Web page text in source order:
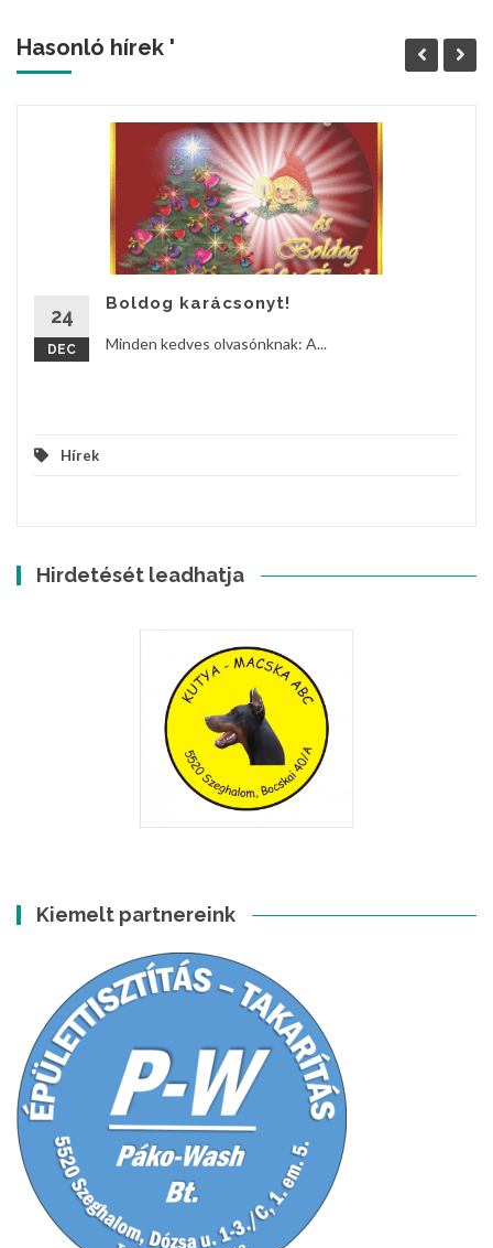
Hasonló hírek '
24
DEC
Boldog karácsonyt!
Minden kedves olvasónknak: A...
Hírek
Hirdetését leadhatja
Kiemelt partnereink